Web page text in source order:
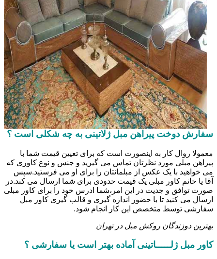
سفارش دوخت پیراهن مبل ژلاتینی به چه شکلی است ؟
معمولا روال کار به اینصورت است که برای تعیین قیمت شما با
پیراهن مبلی مورد نظرتان تماس می گیرید و جنس و نوع کاوری که
می خواهید با یک عکس از مبلمانتان را برای او می فرستید.سپس
آقا یا خانم کاور مبلی یک قیمت حدودی برای شما ارسال می کند.در
صورت توافق و جدیت در این امر،شما ادرس خود را برای کاور مبلی
ارسال می کنید تا با حضور اندازه گیری و قالب گیری کاور مبل
سفارشی توسط متخصص این کار انجام شود.
بهترین دوزندگان روکش مبل در تهران
کاور مبل ژلـــــاتینی آماده بهتر است یا سفارشی ؟